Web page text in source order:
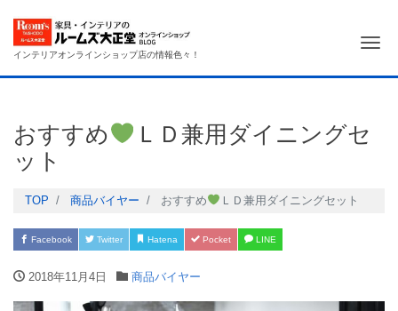
インテリアオンラインショップ店の情報色々！
おすすめ
ＬＤ兼用ダイニングセ
ット
TOP 商品バイヤー おすすめ ＬＤ兼用ダイニングセット
Facebook Twitter Hatena Pocket LINE
2018年11月4日 商品バイヤー